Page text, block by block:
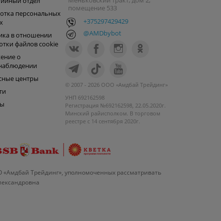
персональных
в отношении
файлов cookie
о
центры
помещение 533
+375297429429
@AMDbybot
© 2007 - 2026 ООО «Амдбай Трейдинг»
УНП 692162598
Регистрация №692162598, 22.05.2020г.
Минский райисполком. В торговом
реестре с 14 сентября 2020г.
Трейдинг», уполномоченных рассматривать